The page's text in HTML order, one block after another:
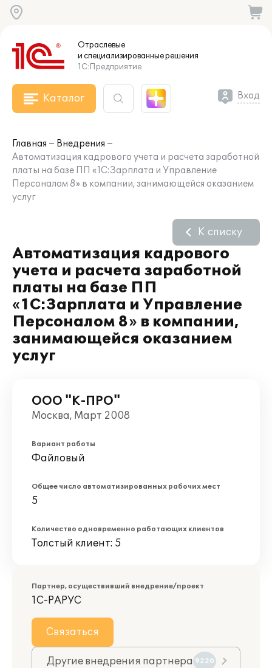
Отраслевые
и специализированныерешения
1С:Предприятие
Каталог Вход
Главная
Внедрения
Автоматизация кадрового учета и расчета заработной
платы на базе ПП «1С:Зарплата и Управление
Персоналом 8» в компании, занимающейся оказанием
услуг
Автоматизация кадрового
учета и расчета заработной
платы на базе ПП
«1С:Зарплата и Управление
Персоналом 8» в компании,
занимающейся оказанием
услуг
К списку
ООО "К-ПРО"
Москва, Март 2008
Вариант работы
Файловый
Общее число автоматизированных рабочих мест
5
Количество одновременно работающих клиентов
Толстый клиент: 5
Партнер, осуществивший внедрение/проект
1С-РАРУС
Связаться
Другие внедрения партнера 9220